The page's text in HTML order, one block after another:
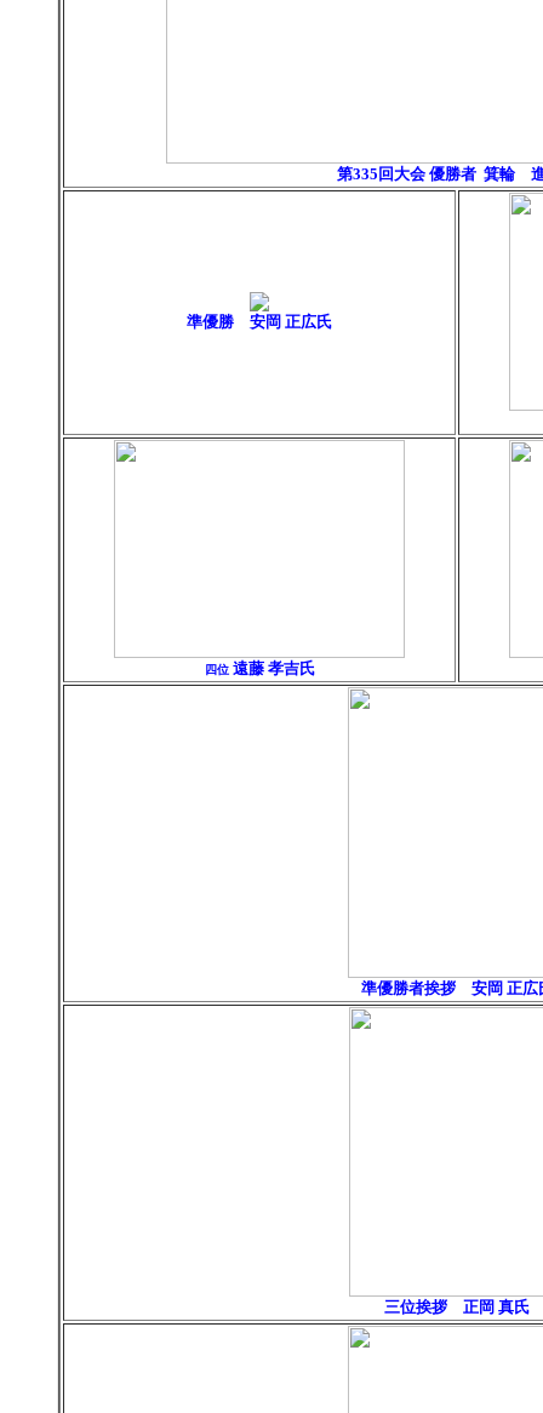
第335回大会 優勝者 箕輪
準優勝 安岡 正広氏
四位遠藤 孝吉氏
準優勝者挨拶 安岡 正広
三位挨拶 正岡 真氏